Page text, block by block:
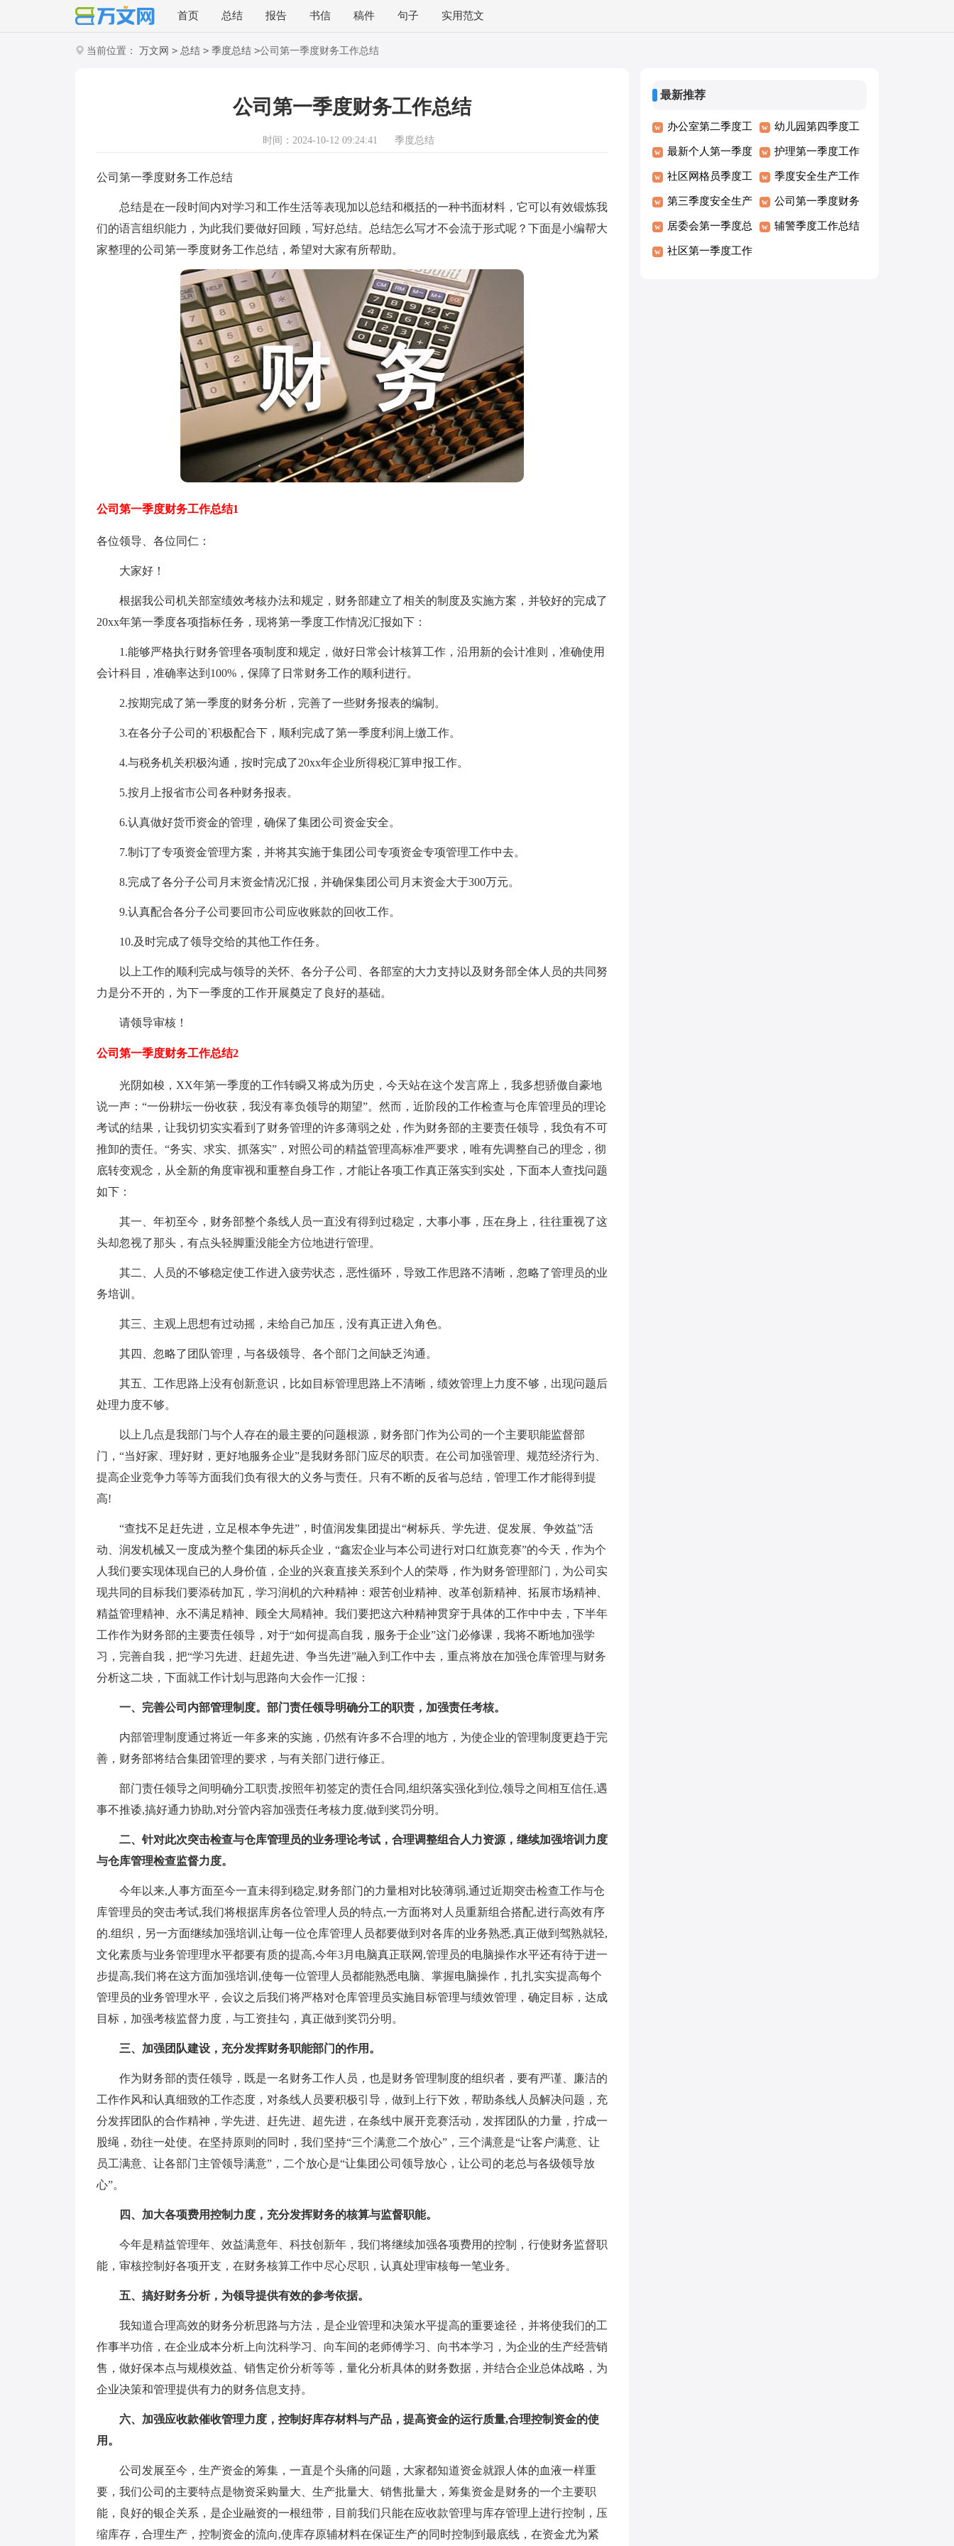
首页 总结 报告 书信 稿件 句子 实用范文
当前位置： 万文网 > 总结 > 季度总结 >公司第一季度财务工作总结
公司第一季度财务工作总结
时间：2024-10-12 09:24:41 季度总结
公司第一季度财务工作总结
总结是在一段时间内对学习和工作生活等表现加以总结和概括的一种书面材料，它可以有效锻炼我
们的语言组织能力，为此我们要做好回顾，写好总结。总结怎么写才不会流于形式呢？下面是小编帮大
家整理的公司第一季度财务工作总结，希望对大家有所帮助。
公司第一季度财务工作总结1
各位领导、各位同仁：
大家好！
根据我公司机关部室绩效考核办法和规定，财务部建立了相关的制度及实施方案，并较好的完成了
20xx年第一季度各项指标任务，现将第一季度工作情况汇报如下：
1.能够严格执行财务管理各项制度和规定，做好日常会计核算工作，沿用新的会计准则，准确使用
会计科目，准确率达到100%，保障了日常财务工作的顺利进行。
2.按期完成了第一季度的财务分析，完善了一些财务报表的编制。
3.在各分子公司的`积极配合下，顺利完成了第一季度利润上缴工作。
4.与税务机关积极沟通，按时完成了20xx年企业所得税汇算申报工作。
5.按月上报省市公司各种财务报表。
6.认真做好货币资金的管理，确保了集团公司资金安全。
7.制订了专项资金管理方案，并将其实施于集团公司专项资金专项管理工作中去。
8.完成了各分子公司月末资金情况汇报，并确保集团公司月末资金大于300万元。
9.认真配合各分子公司要回市公司应收账款的回收工作。
10.及时完成了领导交给的其他工作任务。
以上工作的顺利完成与领导的关怀、各分子公司、各部室的大力支持以及财务部全体人员的共同努
力是分不开的，为下一季度的工作开展奠定了良好的基础。
请领导审核！
公司第一季度财务工作总结2
光阴如梭，XX年第一季度的工作转瞬又将成为历史，今天站在这个发言席上，我多想骄傲自豪地
说一声：“一份耕坛一份收获，我没有辜负领导的期望”。然而，近阶段的工作检查与仓库管理员的理论
考试的结果，让我切切实实看到了财务管理的许多薄弱之处，作为财务部的主要责任领导，我负有不可
推卸的责任。“务实、求实、抓落实”，对照公司的精益管理高标准严要求，唯有先调整自己的理念，彻
底转变观念，从全新的角度审视和重整自身工作，才能让各项工作真正落实到实处，下面本人查找问题
如下：
其一、年初至今，财务部整个条线人员一直没有得到过稳定，大事小事，压在身上，往往重视了这
头却忽视了那头，有点头轻脚重没能全方位地进行管理。
其二、人员的不够稳定使工作进入疲劳状态，恶性循环，导致工作思路不清晰，忽略了管理员的业
务培训。
其三、主观上思想有过动摇，未给自己加压，没有真正进入角色。
其四、忽略了团队管理，与各级领导、各个部门之间缺乏沟通。
其五、工作思路上没有创新意识，比如目标管理思路上不清晰，绩效管理上力度不够，出现问题后
处理力度不够。
以上几点是我部门与个人存在的最主要的问题根源，财务部门作为公司的一个主要职能监督部
门，“当好家、理好财，更好地服务企业”是我财务部门应尽的职责。在公司加强管理、规范经济行为、
提高企业竞争力等等方面我们负有很大的义务与责任。只有不断的反省与总结，管理工作才能得到提
高!
“查找不足赶先进，立足根本争先进”，时值润发集团提出“树标兵、学先进、促发展、争效益”活
动、润发机械又一度成为整个集团的标兵企业，“鑫宏企业与本公司进行对口红旗竞赛”的今天，作为个
人我们要实现体现自已的人身价值，企业的兴衰直接关系到个人的荣辱，作为财务管理部门，为公司实
现共同的目标我们要添砖加瓦，学习润机的六种精神：艰苦创业精神、改革创新精神、拓展市场精神、
精益管理精神、永不满足精神、顾全大局精神。我们要把这六种精神贯穿于具体的工作中中去，下半年
工作作为财务部的主要责任领导，对于“如何提高自我，服务于企业”这门必修课，我将不断地加强学
习，完善自我，把“学习先进、赶超先进、争当先进”融入到工作中去，重点将放在加强仓库管理与财务
分析这二块，下面就工作计划与思路向大会作一汇报：
一、完善公司内部管理制度。部门责任领导明确分工的职责，加强责任考核。
内部管理制度通过将近一年多来的实施，仍然有许多不合理的地方，为使企业的管理制度更趋于完
善，财务部将结合集团管理的要求，与有关部门进行修正。
部门责任领导之间明确分工职责,按照年初签定的责任合同,组织落实强化到位,领导之间相互信任,遇
事不推诿,搞好通力协助,对分管内容加强责任考核力度,做到奖罚分明。
二、针对此次突击检查与仓库管理员的业务理论考试，合理调整组合人力资源，继续加强培训力度
与仓库管理检查监督力度。
今年以来,人事方面至今一直未得到稳定,财务部门的力量相对比较薄弱,通过近期突击检查工作与仓
库管理员的突击考试,我们将根据库房各位管理人员的特点,一方面将对人员重新组合搭配,进行高效有序
的.组织，另一方面继续加强培训,让每一位仓库管理人员都要做到对各库的业务熟悉,真正做到驾熟就轻,
文化素质与业务管理理水平都要有质的提高,今年3月电脑真正联网,管理员的电脑操作水平还有待于进一
步提高,我们将在这方面加强培训,使每一位管理人员都能熟悉电脑、掌握电脑操作，扎扎实实提高每个
管理员的业务管理水平，会议之后我们将严格对仓库管理员实施目标管理与绩效管理，确定目标，达成
目标，加强考核监督力度，与工资挂勾，真正做到奖罚分明。
三、加强团队建设，充分发挥财务职能部门的作用。
作为财务部的责任领导，既是一名财务工作人员，也是财务管理制度的组织者，要有严谨、廉洁的
工作作风和认真细致的工作态度，对条线人员要积极引导，做到上行下效，帮助条线人员解决问题，充
分发挥团队的合作精神，学先进、赶先进、超先进，在条线中展开竞赛活动，发挥团队的力量，拧成一
股绳，劲往一处使。在坚持原则的同时，我们坚持“三个满意二个放心”，三个满意是“让客户满意、让
员工满意、让各部门主管领导满意”，二个放心是“让集团公司领导放心，让公司的老总与各级领导放
心”。
四、加大各项费用控制力度，充分发挥财务的核算与监督职能。
今年是精益管理年、效益满意年、科技创新年，我们将继续加强各项费用的控制，行使财务监督职
能，审核控制好各项开支，在财务核算工作中尽心尽职，认真处理审核每一笔业务。
五、搞好财务分析，为领导提供有效的参考依据。
我知道合理高效的财务分析思路与方法，是企业管理和决策水平提高的重要途径，并将使我们的工
作事半功倍，在企业成本分析上向沈科学习、向车间的老师傅学习、向书本学习，为企业的生产经营销
售，做好保本点与规模效益、销售定价分析等等，量化分析具体的财务数据，并结合企业总体战略，为
企业决策和管理提供有力的财务信息支持。
六、加强应收款催收管理力度，控制好库存材料与产品，提高资金的运行质量,合理控制资金的使
用。
公司发展至今，生产资金的筹集，一直是个头痛的问题，大家都知道资金就跟人体的血液一样重
要，我们公司的主要特点是物资采购量大、生产批量大、销售批量大，筹集资金是财务的一个主要职
能，良好的银企关系，是企业融资的一根纽带，目前我们只能在应收款管理与库存管理上进行控制，压
缩库存，合理生产，控制资金的流向,使库存原辅材料在保证生产的同时控制到最底线，在资金尤为紧
最新推荐
办公室第二季度工
作总结
幼儿园第四季度工
作总结
最新个人第一季度
工作总结
护理第一季度工作
总结
社区网格员季度工
作总结
季度安全生产工作
总结
第三季度安全生产
总结
公司第一季度财务
工作总结
居委会第一季度总
结
辅警季度工作总结
社区第一季度工作